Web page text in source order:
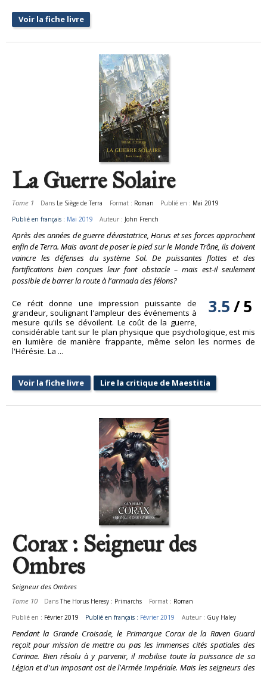
Voir la fiche livre
La Guerre Solaire
Tome 1 Dans Le Siège de Terra Format : Roman Publié en : Mai 2019
Publié en français : Mai 2019 Auteur : John French
Après des années de guerre dévastatrice, Horus et ses forces approchent
enfin de Terra. Mais avant de poser le pied sur le Monde Trône, ils doivent
vaincre les défenses du système Sol. De puissantes flottes et des
fortifications bien conçues leur font obstacle – mais est-il seulement
possible de barrer la route à l'armada des félons?
3.5/5
Ce récit donne une impression puissante de
grandeur, soulignant l'ampleur des événements à
mesure qu'ils se dévoilent. Le coût de la guerre,
considérable tant sur le plan physique que psychologique, est mis
en lumière de manière frappante, même selon les normes de
l'Hérésie. La ...
Voir la fiche livre Lire la critique de Maestitia
Corax : Seigneur des
Ombres
Seigneur des Ombres
Tome 10
DansThe Horus Heresy : Primarchs Format : Roman
Publié en : Février 2019 Publié en français : Février 2019 Auteur : Guy Haley
Pendant la Grande Croisade, le Primarque Corax de la Raven Guard
reçoit pour mission de mettre au pas les immenses cités spatiales des
Carinae. Bien résolu à y parvenir, il mobilise toute la puissance de sa
Légion et d'un imposant ost de l'Armée Impériale. Mais les seigneurs des